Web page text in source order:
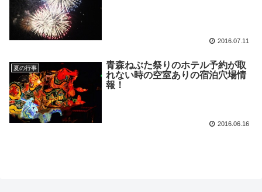
2016.07.11
夏の行事
青森ねぶた祭りのホテル予約が取
れない時の空室ありの宿泊穴場情
報！
2016.06.16